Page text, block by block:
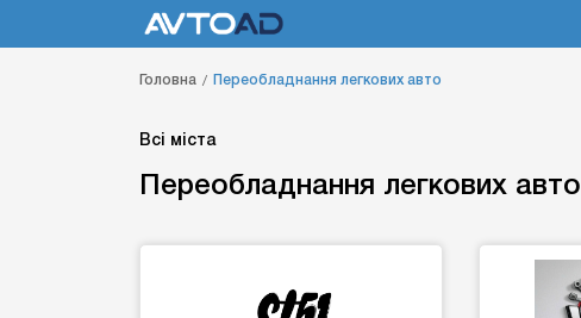
Головна Переобладнання легкових авто
Всі міста
Переобладнання легкових авто